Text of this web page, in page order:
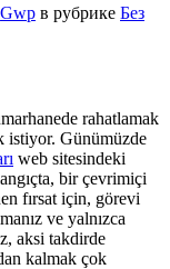
Gwp в рубрике Без
rahatlamak
istiyor. Günümüzde
web sitesindeki
bir çevrimiçi
fırsat için, görevi
ve yalnızca
aksi takdirde
kalmak çok